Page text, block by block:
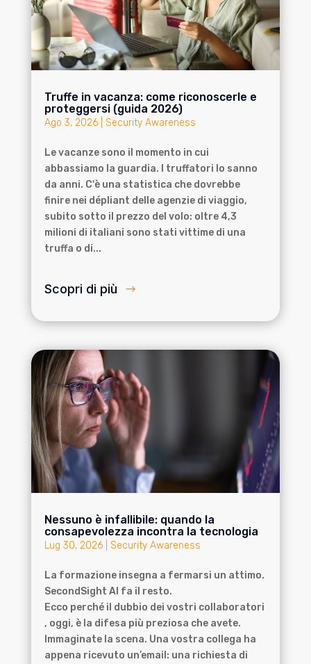
Truffe in vacanza: come riconoscerle e
proteggersi (guida 2026)
Ago 3, 2026| Security Awareness
Le vacanze sono il momento in cui
abbassiamo la guardia. I truffatori lo sanno
da anni. C'è una statistica che dovrebbe
finire nei dépliant delle agenzie di viaggio,
subito sotto il prezzo del volo: oltre 4,3
milioni di italiani sono stati vittime di una
truffa o di...
Scopri di più
Nessuno è infallibile: quando la
consapevolezza incontra la tecnologia
Lug 30, 2026| Security Awareness
La formazione insegna a fermarsi un attimo.
SecondSight AI fa il resto.
Ecco perché il dubbio dei vostri collaboratori
, oggi, è la difesa più preziosa che avete.
Immaginate la scena. Una vostra collega ha
appena ricevuto un’email: una richiesta di